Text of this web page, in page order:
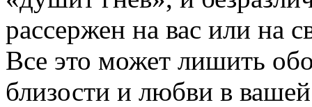
рассержен на вас или на
Все это может лишить
близости и любви в